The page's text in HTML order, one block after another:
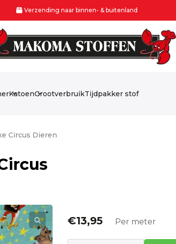
Verzending naar binnen- & buitenland
KatoenGrootverbruikTijdpakker stof
Circus Dieren
€13,95 Per meter